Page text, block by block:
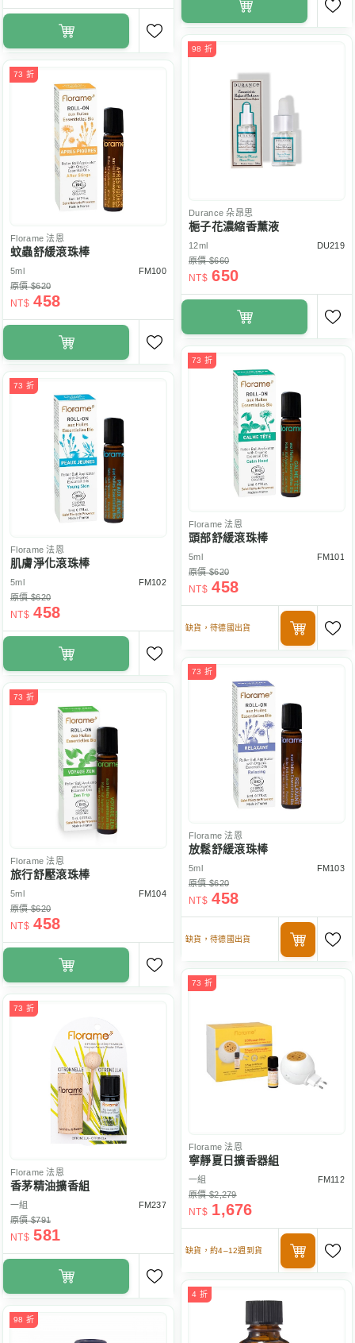
98 折
Durance 朵昂思
梔子花濃縮香薰液
12ml
DU219
原價 $660
NT$ 650
73 折
Florame 法恩
蚊蟲舒緩滾珠棒
5ml
FM100
原價 $620
NT$ 458
73 折
Florame 法恩
頭部舒緩滾珠棒
5ml
FM101
原價 $620
NT$ 458
缺貨，待德國出貨
73 折
Florame 法恩
肌膚淨化滾珠棒
5ml
FM102
原價 $620
NT$ 458
73 折
Florame 法恩
放鬆舒緩滾珠棒
5ml
FM103
原價 $620
NT$ 458
缺貨，待德國出貨
73 折
Florame 法恩
旅行舒壓滾珠棒
5ml
FM104
原價 $620
NT$ 458
73 折
Florame 法恩
寧靜夏日擴香器組
一組
FM112
原價 $2,279
NT$ 1,676
缺貨，約4–12週到貨
73 折
Florame 法恩
香茅精油擴香組
一組
FM237
原價 $791
NT$ 581
4 折
98 折